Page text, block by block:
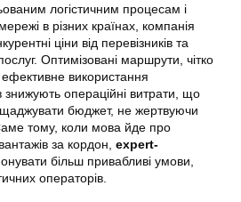
логістичним процесам і
в різних країнах, компанія
ціни від перевізників та
Оптимізовані маршрути, чітко
використання
знижують операційні витрати, що
бюджет, не жертвуючи
тому, коли мова йде про
за кордон, expert-
більш привабливі умови,
операторів.